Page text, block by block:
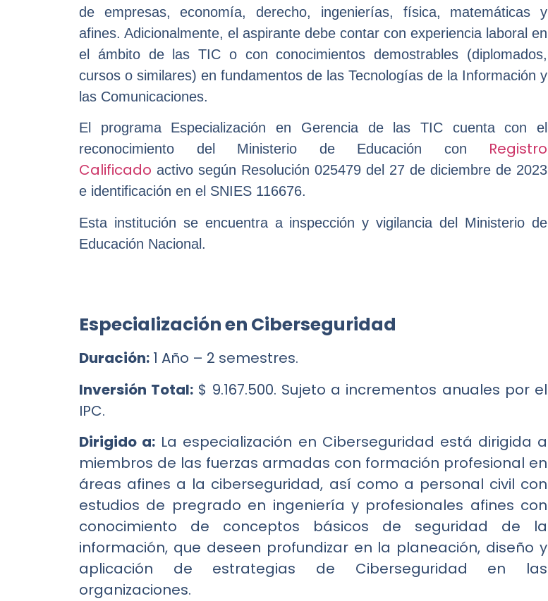
de empresas, economía, derecho, ingenierías, física, matemáticas y
afines. Adicionalmente, el aspirante debe contar con experiencia laboral en
el ámbito de las TIC o con conocimientos demostrables (diplomados,
cursos o similares) en fundamentos de las Tecnologías de la Información y
las Comunicaciones.
El programa Especialización en Gerencia de las TIC cuenta con el
reconocimiento del Ministerio de Educación con Registro
Calificado activo según Resolución 025479 del 27 de diciembre de 2023
e identificación en el SNIES 116676.
Esta institución se encuentra a inspección y vigilancia del Ministerio de
Educación Nacional.
Especialización en Ciberseguridad
Duración: 1 Año – 2 semestres.
Inversión Total: $ 9.167.500. Sujeto a incrementos anuales por el
IPC.
Dirigido a: La especialización en Ciberseguridad está dirigida a
miembros de las fuerzas armadas con formación profesional en
áreas afines a la ciberseguridad, así como a personal civil con
estudios de pregrado en ingeniería y profesionales afines con
conocimiento de conceptos básicos de seguridad de la
información, que deseen profundizar en la planeación, diseño y
aplicación de estrategias de Ciberseguridad en las
organizaciones.